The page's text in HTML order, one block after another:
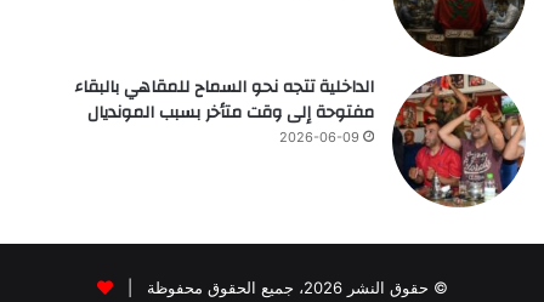
الداخلية تتجه نحو السماح للمقاهي بالبقاء
مفتوحة إلى وقت متأخر بسبب المونديال
2026-06-09
© حقوق النشر 2026، جميع الحقوق محفوظة |